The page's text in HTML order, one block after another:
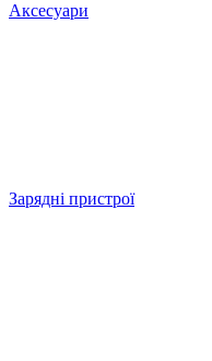
Аксесуари
Зарядні пристрої